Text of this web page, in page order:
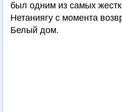
был одним из самых
Нетаниягу с момента
Белый дом.